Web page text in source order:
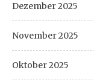
Dezember 2025
November 2025
Oktober 2025